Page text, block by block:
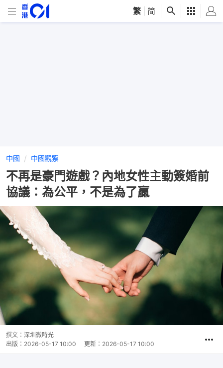
繁 简
中國 中國觀察
不再是豪門遊戲？內地女性主動簽婚前
協議：為公平，不是為了贏
撰文： 深圳微時光
出版： 2026-05-17 10:00 更新： 2026-05-17 10:00